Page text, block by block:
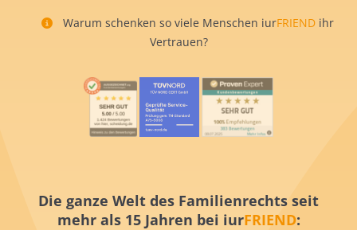
Warum schenken so viele Menschen iurFRIEND ihr
Vertrauen?
Die ganze Welt des Familienrechts seit
mehr als 15 Jahren bei iurFRIEND: